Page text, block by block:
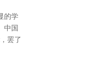
的学
中国
罢了